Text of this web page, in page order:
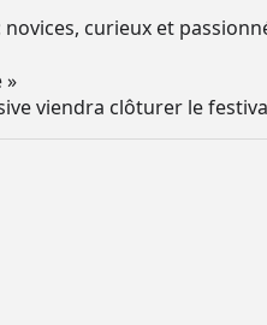
curieux et
»
viendra clôturer le